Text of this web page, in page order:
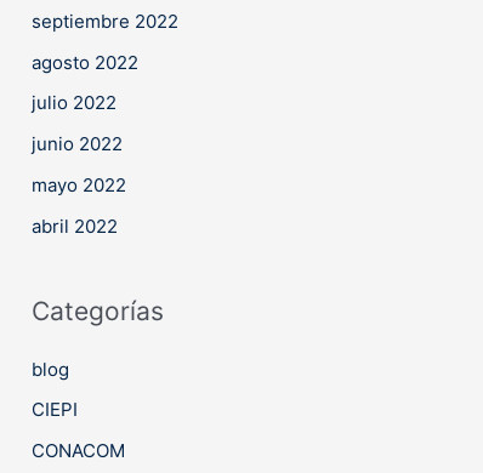
septiembre 2022
agosto 2022
julio 2022
junio 2022
mayo 2022
abril 2022
Categorías
blog
CIEPI
CONACOM